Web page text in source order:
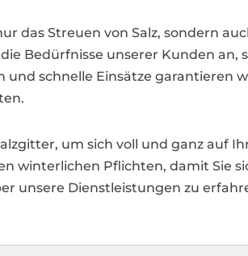
das Streuen von Salz, sondern
Bedürfnisse unserer Kunden an,
schnelle Einsätze garantieren
um sich voll und ganz auf
winterlichen Pflichten, damit Sie
unsere Dienstleistungen zu